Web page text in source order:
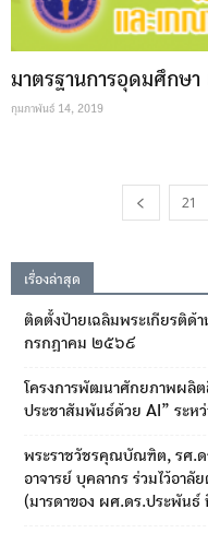
มาตรฐานการอุดมศึกษ
กุมภาพันธ์ 14, 2019
21
เรื่องล่าสุด
ติดตั้งป้ายเฉลิมพระเกียรติด้
กรกฎาคม ๒๕๖๙
โครงการพัฒนาศักยภาพผลิ
ประชาสัมพันธ์ด้วย AI” ระ
พระราชวัชรคุณบัณฑิต, รศ.ด
อาจารย์ บุคลากร ร่วมไว้อา
(มารดาของ ผศ.ดร.ประพันธ์